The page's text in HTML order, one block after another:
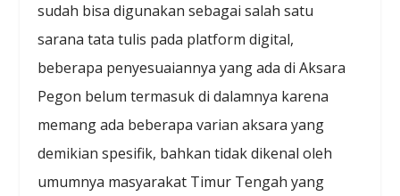
sudah bisa digunakan sebagai salah satu
sarana tata tulis pada platform digital,
beberapa penyesuaiannya yang ada di Aksara
Pegon belum termasuk di dalamnya karena
memang ada beberapa varian aksara yang
demikian spesifik, bahkan tidak dikenal oleh
umumnya masyarakat Timur Tengah yang